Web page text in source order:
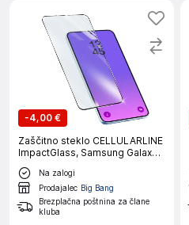
-4,00 €
Zaščitno steklo CELLULARLINE
ImpactGlass, Samsung Galaxy
A57
Na zalogi
Prodajalec Big Bang
Brezplačna poštnina za člane
kluba